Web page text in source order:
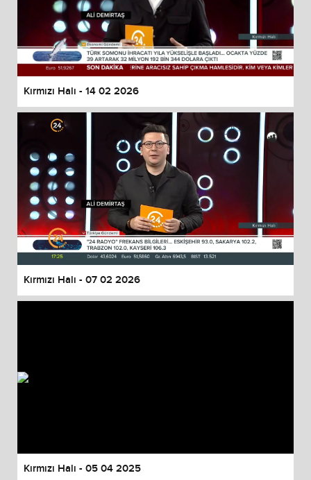
Kırmızı Halı - 14 02 2026
Kırmızı Halı - 07 02 2026
Kırmızı Halı - 05 04 2025